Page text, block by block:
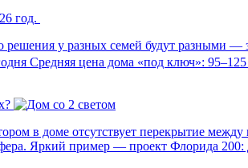
год.
у разных семей будут разными —
Средняя цена дома «под ключ»:
в доме отсутствует перекрытие
Яркий пример — проект Флорида